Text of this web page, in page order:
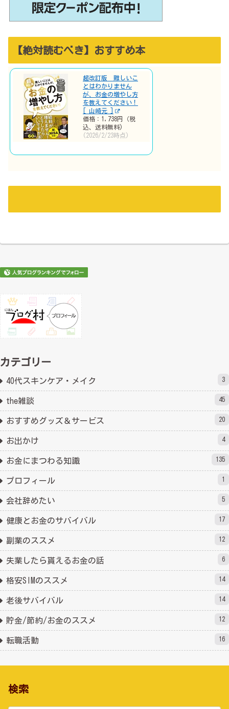
【絶対読むべき】おすすめ本
超改訂版 難しいこ
とはわかりません
が、お金の増やし方
を教えてください！
[ 山崎元 ]
価格：1,738円（税
込、送料無料)
(2026/2/23時点)
カテゴリー
40代スキンケア・メイク 3
the雑談 45
おすすめグッズ＆サービス 20
お出かけ 4
お金にまつわる知識 135
プロフィール 1
会社辞めたい 5
健康とお金のサバイバル 17
副業のススメ 12
失業したら貰えるお金の話 6
格安SIMのススメ 14
老後サバイバル 14
貯金/節約/お金のススメ 12
転職活動 16
検索